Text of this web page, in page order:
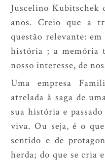
Juscelino Kubitschek
anos. Creio que a
questão relevante:
história ; a memória
nosso interesse, de
Uma empresa
atrelada à saga de
sua história e
viva. Ou seja, é o
sentido e de
herda; do que se cria